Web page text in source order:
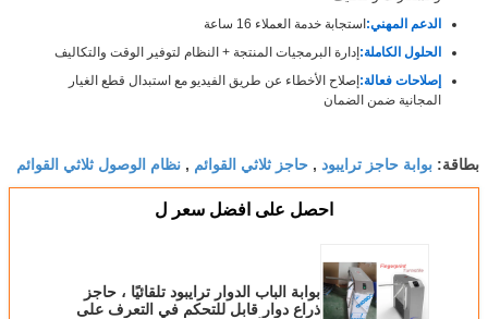
الدعم المهني: استجابة خدمة العملاء 16 ساعة
الحلول الكاملة: إدارة البرمجيات المنتجة + النظام لتوفير الوقت والتكاليف
إصلاحات فعالة: إصلاح الأخطاء عن طريق الفيديو مع استبدال قطع الغيار
المجانية ضمن الضمان
بطاقة: بوابة حاجز ترايبود , حاجز ثلاثي القوائم , نظام الوصول ثلاثي القوائم
احصل على افضل سعر ل
بوابة الباب الدوار ترايبود تلقائيًا ، حاجز
ذراع دوار قابل للتحكم في التعرف على